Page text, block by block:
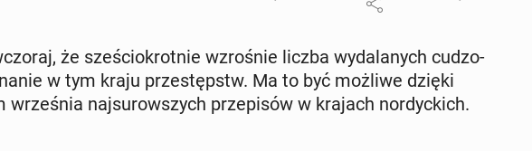
że sze­ścio­krot­nie wzro­śnie liczba wy­da­la­nych cu­dzo­
w tym kraju prze­stępstw. Ma to być możliwe dzięki
naj­su­row­szych prze­pi­sów w krajach nor­dyc­kich.